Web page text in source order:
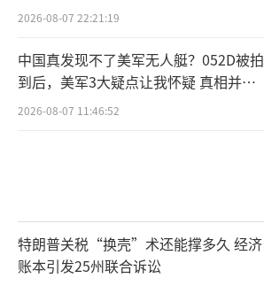
2026-08-07 22:21:19
中国真发现不了美军无人艇？052D被拍
到后，美军3大疑点让我怀疑 真相并非
如此
2026-08-07 11:46:52
特朗普关税“换壳”术还能撑多久 经济
账本引发25州联合诉讼